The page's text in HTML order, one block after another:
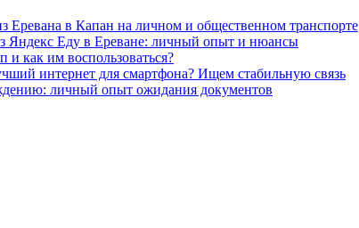
Еревана в Капан на личном и общественном транспорте
Яндекс Еду в Ереване: личный опыт и нюансы
и как им воспользоваться?
интернет для смартфона? Ищем стабильную связь
личный опыт ожидания документов